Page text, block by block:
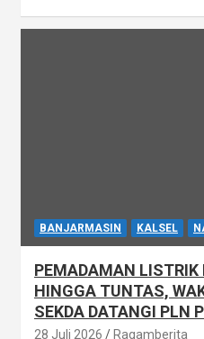
BANJARMASIN KALSEL
PEMADAMAN LISTRIK
HINGGA TUNTAS,
SEKDA DATANGI PLN
28 Juli 2026 Ragamberita